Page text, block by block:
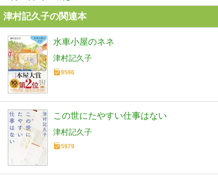
津村記久子の関連本
水車小屋のネネ
津村記久子
9596
この世にたやすい仕事はない
津村記久子
5979